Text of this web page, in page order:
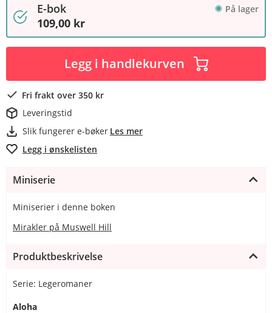
E-bok På lager
109,00 kr
Legg i handlekurven
Fri frakt over 350 kr
Leveringstid
Slik fungerer e-bøker Les mer
Legg i ønskelisten
Miniserie
Miniserier i denne boken
Mirakler på Muswell Hill
Produktbeskrivelse
Serie: Legeromaner
Aloha